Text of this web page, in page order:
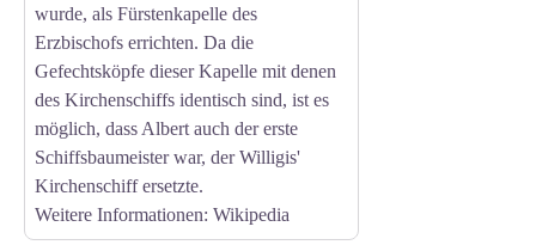
wurde, als Fürstenkapelle des
Erzbischofs errichten. Da die
Gefechtsköpfe dieser Kapelle mit denen
des Kirchenschiffs identisch sind, ist es
möglich, dass Albert auch der erste
Schiffsbaumeister war, der Willigis'
Kirchenschiff ersetzte.
Weitere Informationen: Wikipedia